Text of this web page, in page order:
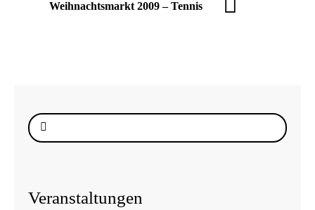
Weihnachtsmarkt 2009 – Tennis
Suche
nach:
Veranstaltungen